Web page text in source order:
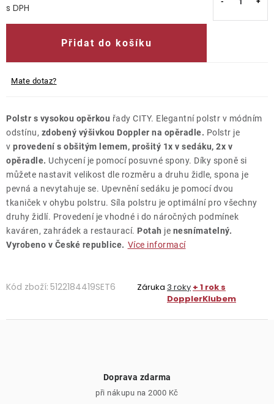
Přidat do košíku
Mate dotaz?
Polstr s vysokou opěrkou řady CITY. Elegantní polstr v módním
odstínu, zdobený výšivkou Doppler na opěradle. Polstr je
v provedení s obšitým lemem, prošitý 1x v sedáku, 2x v
opěradle. Uchycení je pomocí posuvné spony. Díky sponě si
můžete nastavit velikost dle rozměru a druhu židle, spona je
pevná a nevytahuje se. Upevnění sedáku je pomocí dvou
tkaniček v ohybu polstru. Síla polstru je optimální pro všechny
druhy židlí. Provedení je vhodné i do náročných podmínek
kaváren, zahrádek a restaurací. Potah je nesnímatelný.
Vyrobeno v České republice. Více informací
Kód zboží: 5122184419SET6 Záruka 3 roky + 1 rok s
DopplerKlubem
Doprava zdarma
při nákupu na 2000 Kč